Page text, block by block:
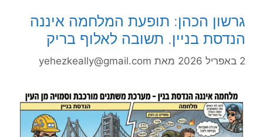
גרשון הכהן: תופעת המלחמה איננה
הנדסת בניין. תשובה לאלוף בריק
2 באפריל 2026 מאת yehezkeally@gmail.com